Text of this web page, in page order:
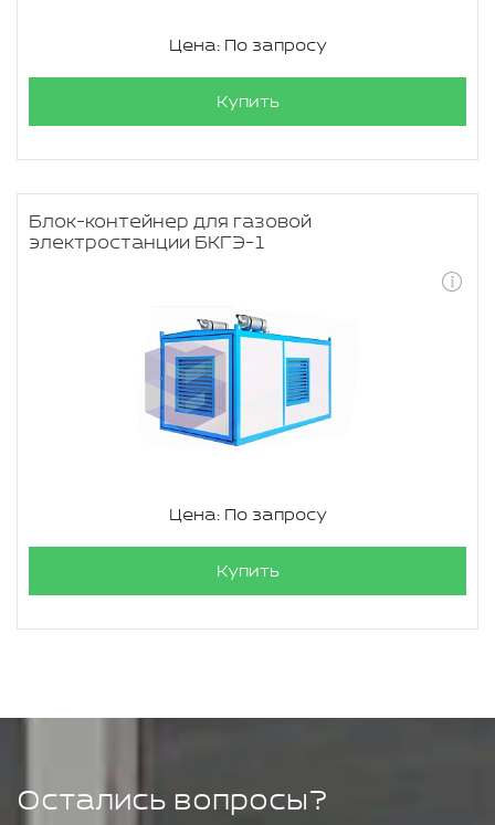
Цена: По запросу
Купить
Блок-контейнер для газовой
электростанции БКГЭ-1
Цена: По запросу
Купить
Остались вопросы?